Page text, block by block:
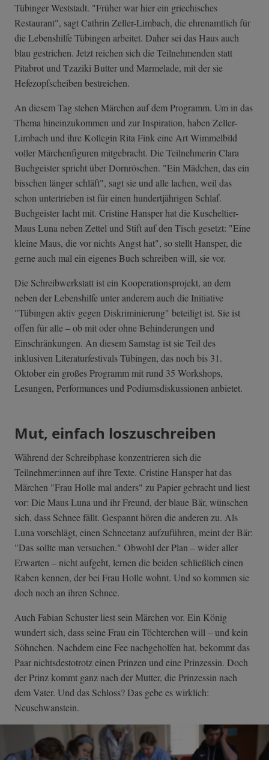
Tübinger Weststadt. "Früher war hier ein griechisches
Restaurant", sagt Cathrin Zeller-Limbach, die ehrenamtlich für
die Lebenshilfe Tübingen arbeitet. Daher sei das Haus auch
blau gestrichen. Jetzt reichen sich die Teilnehmenden statt
Pitabrot und Tzaziki Butter und Marmelade, mit der sie
Hefezopfscheiben bestreichen.
An diesem Tag stehen Märchen auf dem Programm. Um in das
Thema hineinzukommen und zur Inspiration, haben Zeller-
Limbach und ihre Kollegin Rita Fink eine Art Wimmelbild
voller Märchenfiguren mitgebracht. Die Teilnehmerin Clara
Buchgeister spricht über Dornröschen. "Ein Mädchen, das ein
bisschen länger schläft", sagt sie und alle lachen, weil das
schon untertrieben ist für einen hundertjährigen Schlaf.
Buchgeister lacht mit. Cristine Hansper hat die Kuscheltier-
Maus Luna neben Zettel und Stift auf den Tisch gesetzt: "Eine
kleine Maus, die vor nichts Angst hat", so stellt Hansper, die
gerne auch mal ein eigenes Buch schreiben will, sie vor.
Die Schreibwerkstatt ist ein Kooperationsprojekt, an dem
neben der Lebenshilfe unter anderem auch die Initiative
"Tübingen aktiv gegen Diskriminierung" beteiligt ist. Sie ist
offen für alle – ob mit oder ohne Behinderungen und
Einschränkungen. An diesem Samstag ist sie Teil des
inklusiven Literaturfestivals Tübingen, das noch bis 31.
Oktober ein großes Programm mit rund 35 Workshops,
Lesungen, Performances und Podiumsdiskussionen anbietet.
Mut, einfach loszuschreiben
Während der Schreibphase konzentrieren sich die
Teilnehmer:innen auf ihre Texte. Cristine Hansper hat das
Märchen "Frau Holle mal anders" zu Papier gebracht und liest
vor: Die Maus Luna und ihr Freund, der blaue Bär, wünschen
sich, dass Schnee fällt. Gespannt hören die anderen zu. Als
Luna vorschlägt, einen Schneetanz aufzuführen, meint der Bär:
"Das sollte man versuchen." Obwohl der Plan – wider aller
Erwarten – nicht aufgeht, lernen die beiden schließlich einen
Raben kennen, der bei Frau Holle wohnt. Und so kommen sie
doch noch an ihren Schnee.
Auch Fabian Schuster liest sein Märchen vor. Ein König
wundert sich, dass seine Frau ein Töchterchen will – und kein
Söhnchen. Nachdem eine Fee nachgeholfen hat, bekommt das
Paar nichtsdestotrotz einen Prinzen und eine Prinzessin. Doch
der Prinz kommt ganz nach der Mutter, die Prinzessin nach
dem Vater. Und das Schloss? Das gebe es wirklich:
Neuschwanstein.